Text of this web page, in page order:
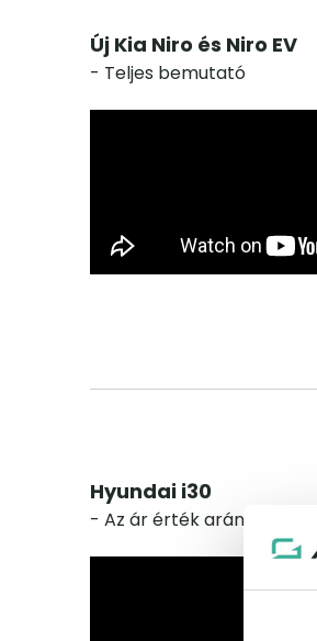
Új Kia Niro és Niro EV
- Teljes bemutató
Hyundai i30
- Az ár érték arány bajnoka